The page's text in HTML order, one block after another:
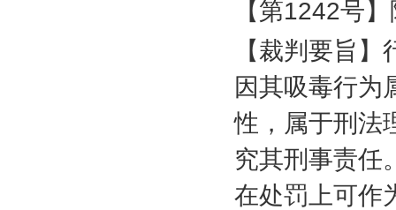
【第1242号】
【裁判要旨
因其吸毒行为
性，属于刑法
究其刑事责任
在处罚上可作